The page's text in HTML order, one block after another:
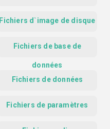
Fichiers d`image de disque
Fichiers de base de
données
Fichiers de données
Fichiers de paramètres